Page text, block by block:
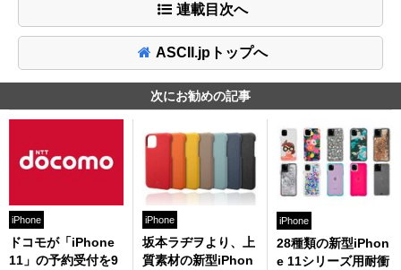
連載目次へ
ASCII.jpトップへ
次にお勧めの記事
iPhone
ドコモが「iPhone
11」の予約受付を9
iPhone
坂本ラヂヲより、上
質素材の新型iPhon
iPhone
28種類の新型iPhon
e 11シリーズ用耐衝